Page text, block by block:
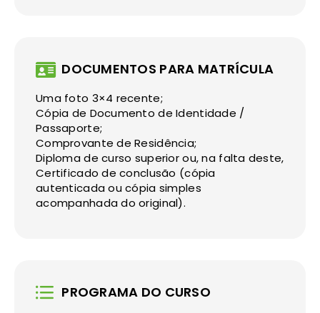
DOCUMENTOS PARA MATRÍCULA
Uma foto 3×4 recente;
Cópia de Documento de Identidade /
Passaporte;
Comprovante de Residência;
Diploma de curso superior ou, na falta deste,
Certificado de conclusão (cópia
autenticada ou cópia simples
acompanhada do original).
PROGRAMA DO CURSO